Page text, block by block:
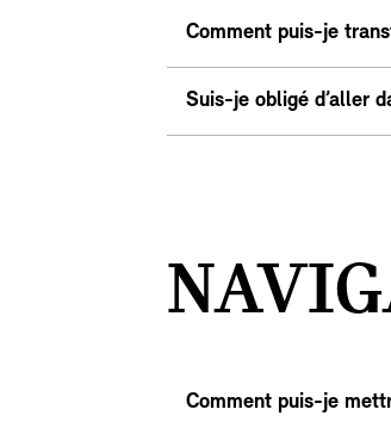
Comment puis-je
Suis-je obligé d’aller
Comment puis-je